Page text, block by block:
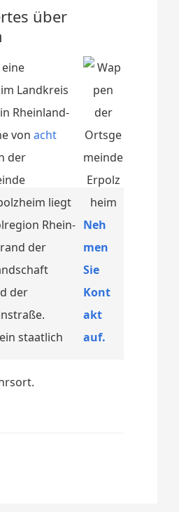
über
Landkreis
Rheinland-
vonacht
der
liegt
Rhein-
der
der
staatlich
Neh
men
Sie
Kont
akt
auf.